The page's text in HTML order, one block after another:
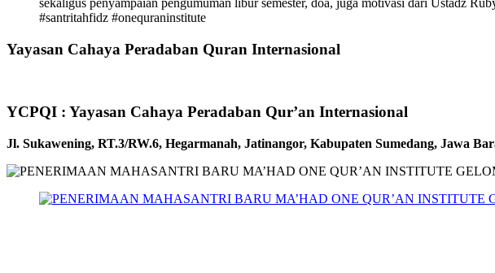
sekaligus penyampaian pengumuman libur semester, doa, juga motivasi dari Ustadz
#santritahfidz #onequraninstitute
Yayasan Cahaya Peradaban Quran Internasional
YCPQI : Yayasan Cahaya Peradaban Qur’an Internasional
Jl. Sukawening, RT.3/RW.6, Hegarmanah, Jatinangor, Kabupaten Sumedang, Jawa